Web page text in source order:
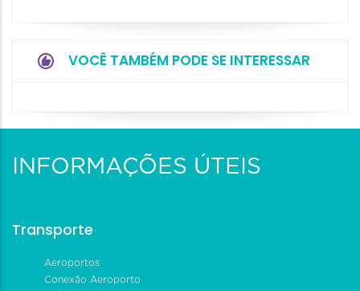
VOCÊ TAMBÉM PODE SE INTERESSAR
INFORMAÇÕES ÚTEIS
Transporte
Aeroportos
Conexão Aeroporto